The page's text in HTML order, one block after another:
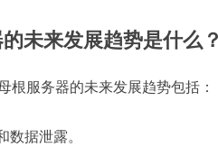
未来发展趋势是什么？
根服务器的未来发展趋势包括：
数据泄露。